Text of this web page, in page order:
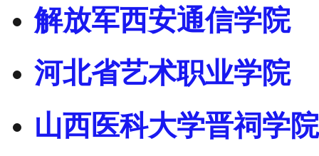
解放军西安通信学院
河北省艺术职业学院
山西医科大学晋祠学院